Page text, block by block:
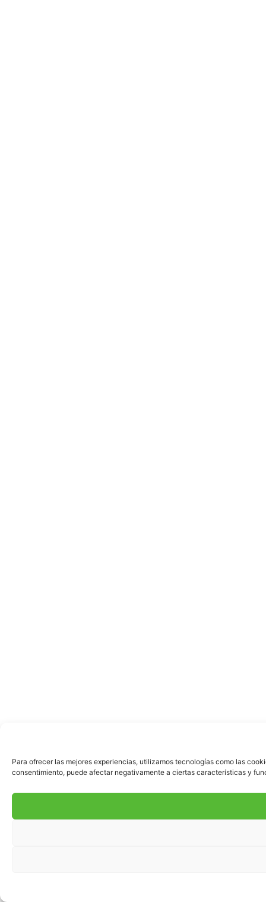
Para ofrecer las mejores experiencias, utilizamos tecnologías como las
consentimiento, puede afectar negativamente a ciertas características y